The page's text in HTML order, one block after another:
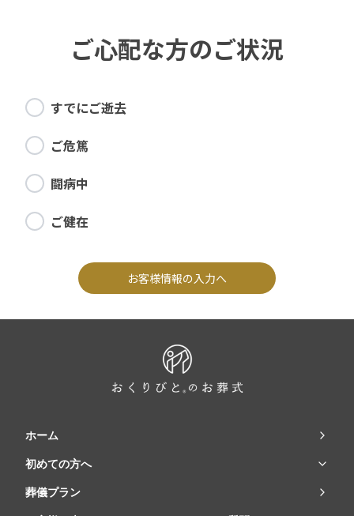
ご心配な方のご状況
すでにご逝去
ご危篤
闘病中
ご健在
お客様情報の入力へ
ホーム
初めての方へ
葬儀プラン